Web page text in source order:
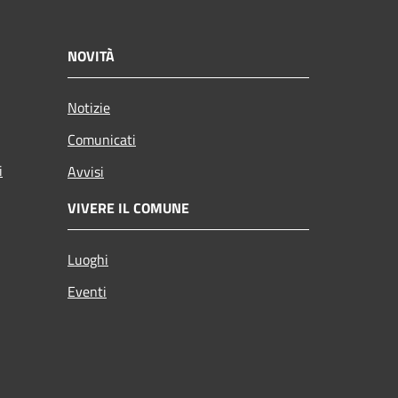
NOVITÀ
Notizie
Comunicati
Avvisi
VIVERE IL COMUNE
Luoghi
Eventi